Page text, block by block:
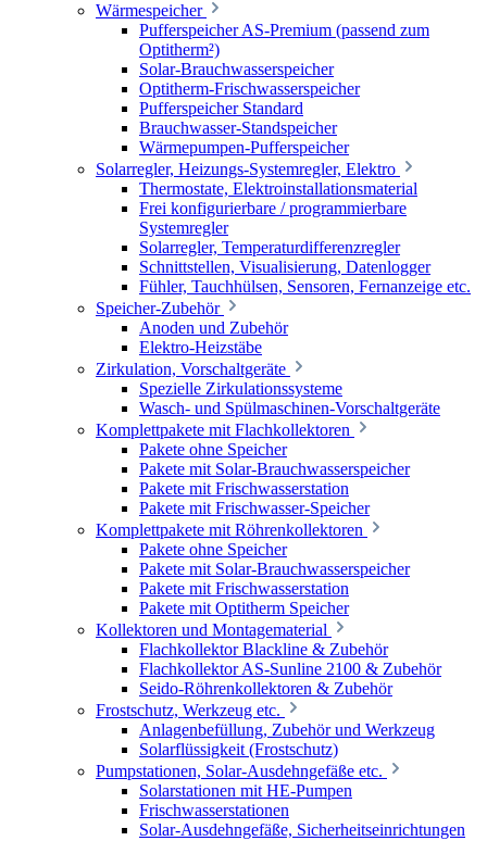
Wärmespeicher
Pufferspeicher AS-Premium (passend zum
Optitherm²)
Solar-Brauchwasserspeicher
Optitherm-Frischwasserspeicher
Pufferspeicher Standard
Brauchwasser-Standspeicher
Wärmepumpen-Pufferspeicher
Solarregler, Heizungs-Systemregler, Elektro
Thermostate, Elektroinstallationsmaterial
Frei konfigurierbare / programmierbare
Systemregler
Solarregler, Temperaturdifferenzregler
Schnittstellen, Visualisierung, Datenlogger
Fühler, Tauchhülsen, Sensoren, Fernanzeige etc.
Speicher-Zubehör
Anoden und Zubehör
Elektro-Heizstäbe
Zirkulation, Vorschaltgeräte
Spezielle Zirkulationssysteme
Wasch- und Spülmaschinen-Vorschaltgeräte
Komplettpakete mit Flachkollektoren
Pakete ohne Speicher
Pakete mit Solar-Brauchwasserspeicher
Pakete mit Frischwasserstation
Pakete mit Frischwasser-Speicher
Komplettpakete mit Röhrenkollektoren
Pakete ohne Speicher
Pakete mit Solar-Brauchwasserspeicher
Pakete mit Frischwasserstation
Pakete mit Optitherm Speicher
Kollektoren und Montagematerial
Flachkollektor Blackline & Zubehör
Flachkollektor AS-Sunline 2100 & Zubehör
Seido-Röhrenkollektoren & Zubehör
Frostschutz, Werkzeug etc.
Anlagenbefüllung, Zubehör und Werkzeug
Solarflüssigkeit (Frostschutz)
Pumpstationen, Solar-Ausdehngefäße etc.
Solarstationen mit HE-Pumpen
Frischwasserstationen
Solar-Ausdehngefäße, Sicherheitseinrichtungen